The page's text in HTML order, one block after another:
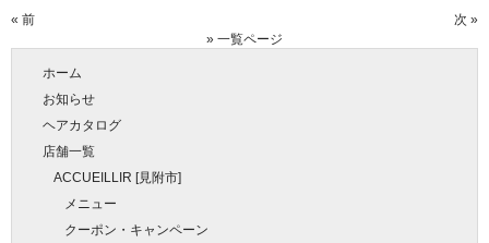
« 前
次 »
» 一覧ページ
ホーム
お知らせ
ヘアカタログ
店舗一覧
ACCUEILLIR [見附市]
メニュー
クーポン・キャンペーン